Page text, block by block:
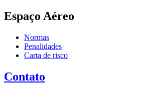
Espaço Aéreo
Normas
Penalidades
Carta de risco
Contato